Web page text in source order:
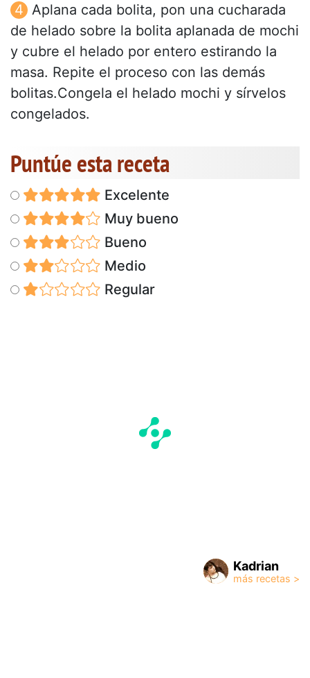
Aplana cada bolita, pon una cucharada
de helado sobre la bolita aplanada de mochi
y cubre el helado por entero estirando la
masa. Repite el proceso con las demás
bolitas.Congela el helado mochi y sírvelos
congelados.
Puntúe esta receta
Excelente
Muy bueno
Bueno
Medio
Regular
Kadrian